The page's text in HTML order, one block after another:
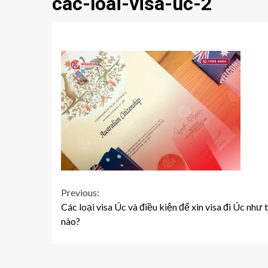
Continue
Reading
Previous:
Các loại visa Úc và điều kiện để xin visa đi Úc như
nào?